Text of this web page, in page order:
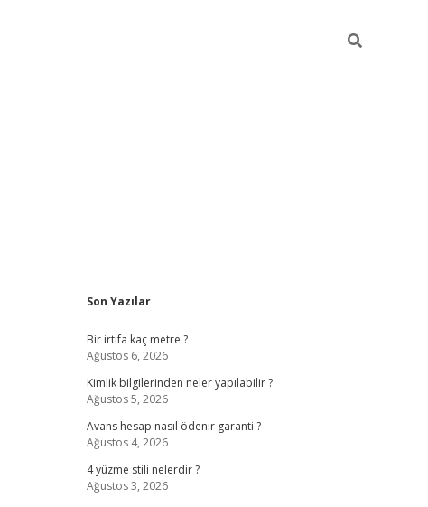
Sidebar
Son Yazılar
Bir irtifa kaç metre ?
Ağustos 6, 2026
Kimlik bilgilerinden neler yapılabilir ?
Ağustos 5, 2026
Avans hesap nasıl ödenir garanti ?
Ağustos 4, 2026
4 yüzme stili nelerdir ?
Ağustos 3, 2026